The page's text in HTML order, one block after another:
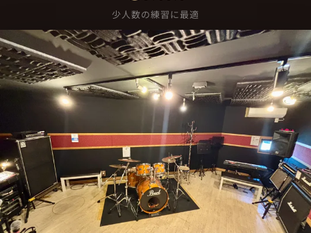
少人数の練習に最適